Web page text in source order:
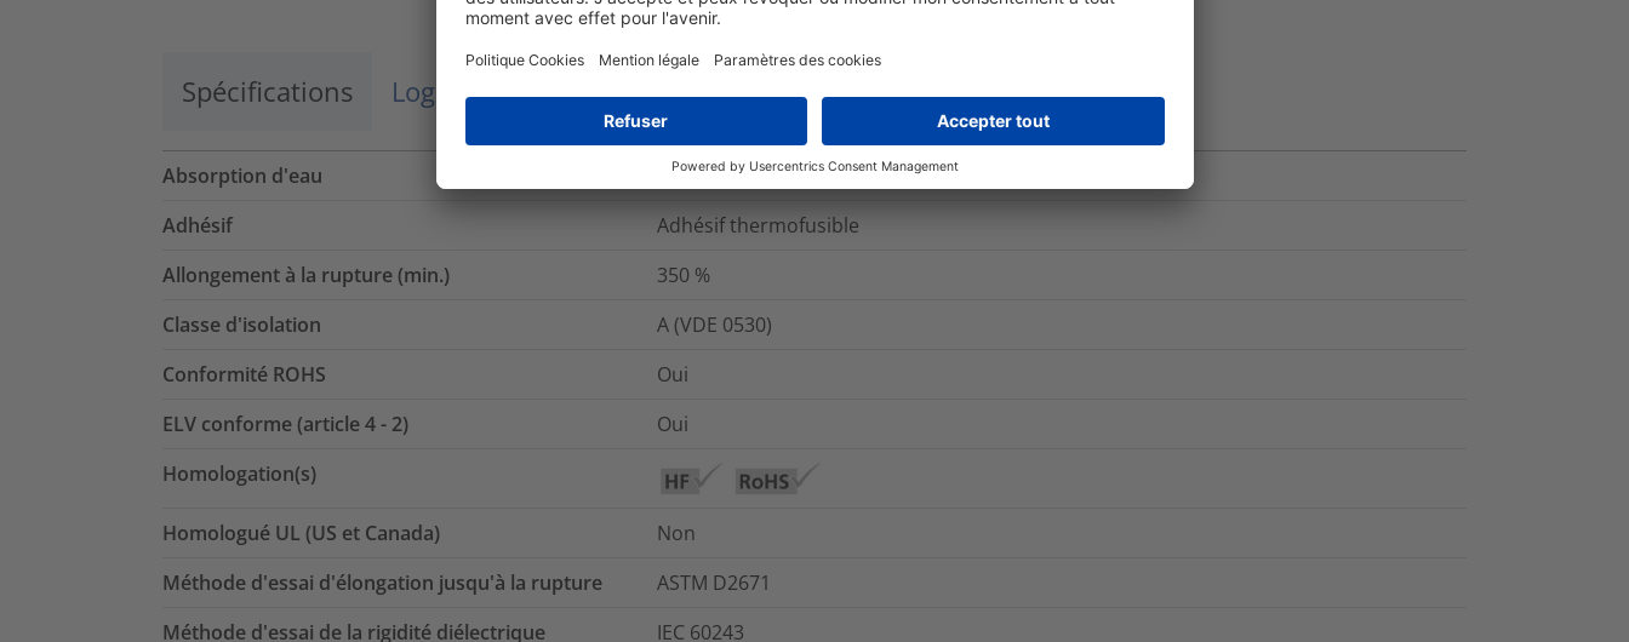
Spécifications Logistique et emballage Pour plus d'information
Absorption d'eau 0.2%
Adhésif
Adhésif thermofusible
Allongement à la rupture (min.)
350 %
Classe d'isolation
A (VDE 0530)
Conformité ROHS
Oui
ELV conforme (article 4 - 2)
Oui
Homologation(s)
Homologué UL (US et Canada)
Non
Méthode d'essai d'élongation jusqu'à la rupture
ASTM D2671
Méthode d'essai de la rigidité diélectrique
IEC 60243